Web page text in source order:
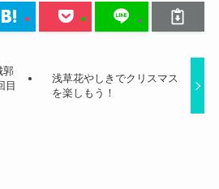
郭
目
浅草花やしきでクリスマス
を楽しもう！